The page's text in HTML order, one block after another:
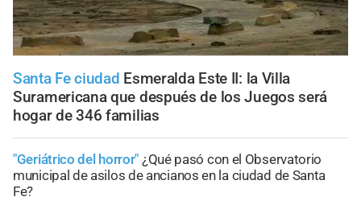
Santa Fe ciudad Esmeralda Este II: la Villa
Suramericana que después de los Juegos será
hogar de 346 familias
"Geriátrico del horror" ¿Qué pasó con el Observatorio
municipal de asilos de ancianos en la ciudad de Santa
Fe?